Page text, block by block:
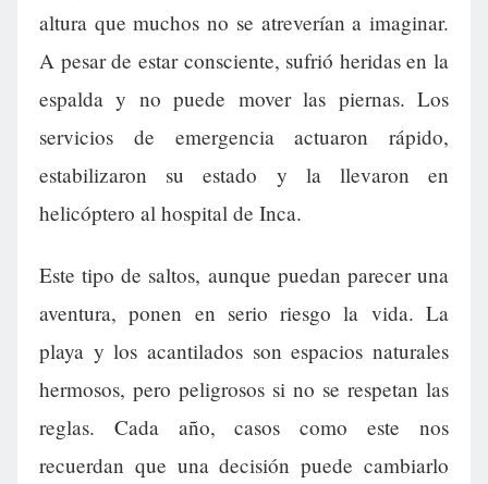
altura que muchos no se atreverían a imaginar.
A pesar de estar consciente, sufrió heridas en la
espalda y no puede mover las piernas. Los
servicios de emergencia actuaron rápido,
estabilizaron su estado y la llevaron en
helicóptero al hospital de Inca.
Este tipo de saltos, aunque puedan parecer una
aventura, ponen en serio riesgo la vida. La
playa y los acantilados son espacios naturales
hermosos, pero peligrosos si no se respetan las
reglas. Cada año, casos como este nos
recuerdan que una decisión puede cambiarlo